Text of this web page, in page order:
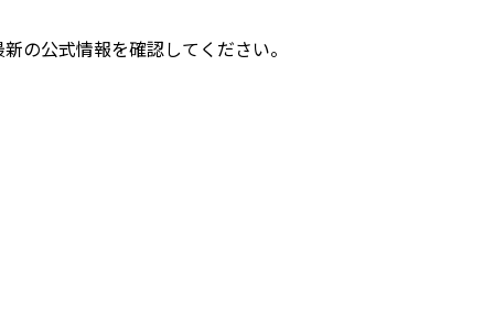
の公式情報を確認してください。